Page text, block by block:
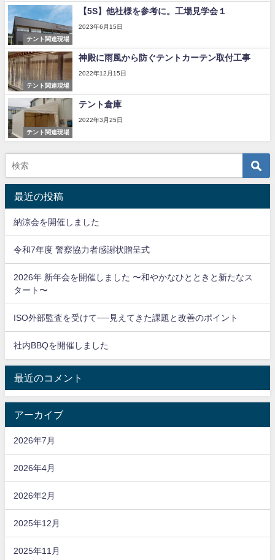
テント関連現場
【5S】他社様を参考に。工場見学会１
2023年6月15日
テント関連現場
神殿に雨風から防ぐテントカーテン取付工事
2022年12月15日
テント関連現場
テント倉庫
2022年3月25日
最近の投稿
納涼会を開催しました
令和7年度 警察協力者感謝状贈呈式
2026年 新年会を開催しました 〜和やかなひとときと新たなス
タート〜
ISO外部監査を受けて──見えてきた課題と改善のポイント
社内BBQを開催しました
最近のコメント
アーカイブ
2026年7月
2026年4月
2026年2月
2025年12月
2025年11月